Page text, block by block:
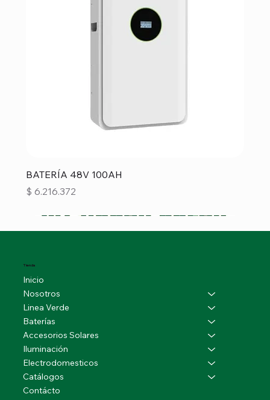
BATERÍA 48V 100AH
Precio
$ 6.216.372
Tienda
Inicio
Nosotros
Linea Verde
Baterías
Accesorios Solares
Iluminación
Electrodomesticos
Catálogos
Contácto